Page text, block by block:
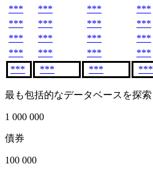
***
*** *** ***
***
*** *** ***
***
*** *** ***
***
*** *** ***
***
*** *** ***
最も包括的なデータベースを探索
1 000 000
債券
100 000